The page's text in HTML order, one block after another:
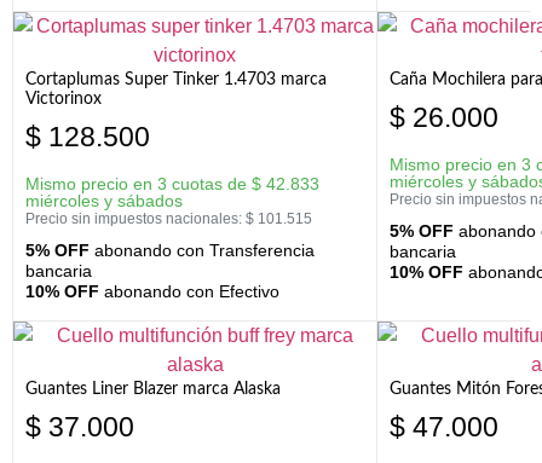
Cortaplumas Super Tinker 1.4703 marca
Victorinox
$ 128.500
Mismo precio en 3 cuotas de $ 42.833
miércoles y sábados
Precio sin impuestos nacionales: $ 101.515
5% OFF abonando con Transferencia
bancaria
10% OFF abonando con Efectivo
Caña Mochilera
$ 26.000
Mismo precio en 3
miércoles y
Precio sin impuestos
5% OFF abonando
bancaria
10% OFF
Guantes Liner Blazer marca Alaska
$ 37.000
Guantes Mitón
$ 47.000